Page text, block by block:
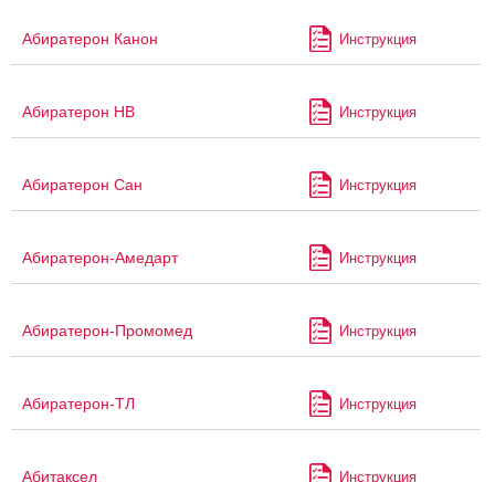
Абиратерон Канон Инструкция
Абиратерон НВ Инструкция
Абиратерон Сан Инструкция
Абиратерон-Амедарт Инструкция
Абиратерон-Промомед Инструкция
Абиратерон-ТЛ Инструкция
Абитаксел Инструкция